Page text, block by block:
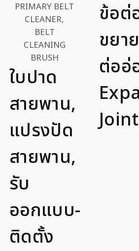
ใบปาด
สายพาน,
แปรงปัด
สายพาน,
รับ
ออกแบบ-
ติดตั้ง
ข้อต่
ขยา
ต่ออ่